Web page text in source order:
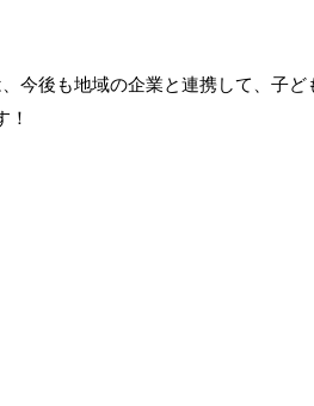
今後も地域の企業と連携して、子
！